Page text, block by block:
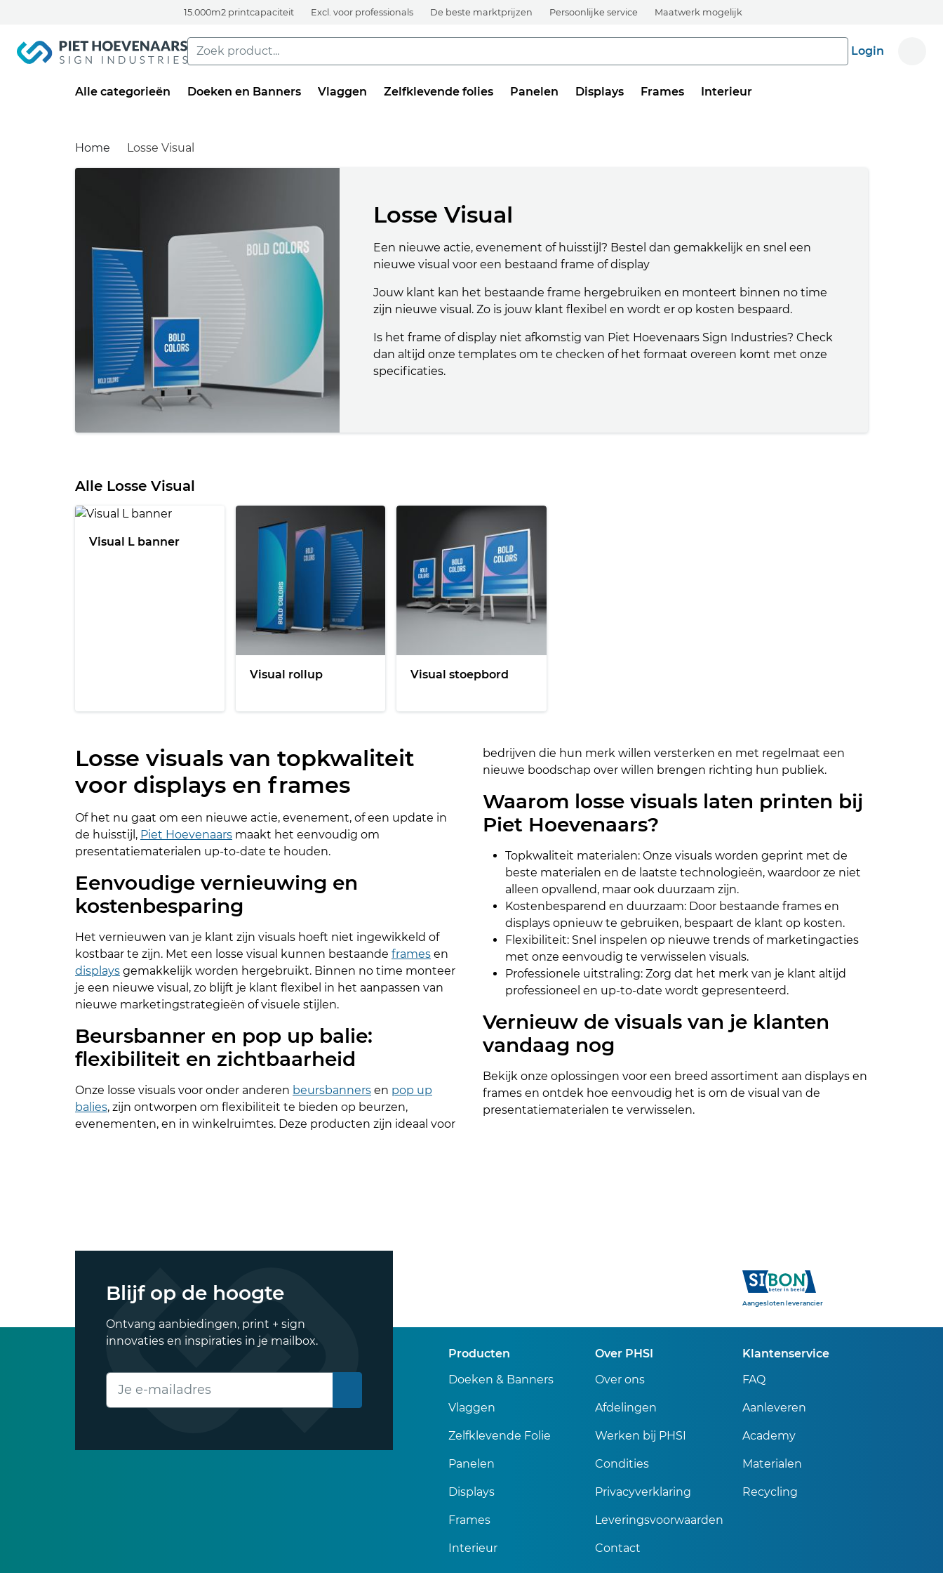
15.000m2 printcapaciteit Excl. voor professionals De beste marktprijzen Persoonlijke service Maatwerk mogelijk
Login
Alle categorieën Doeken en Banners Vlaggen Zelfklevende folies Panelen Displays Frames Interieur
Home Losse Visual
Losse Visual
Een nieuwe actie, evenement of huisstijl? Bestel dan gemakkelijk en snel een
nieuwe visual voor een bestaand frame of display
Jouw klant kan het bestaande frame hergebruiken en monteert binnen no time
zijn nieuwe visual. Zo is jouw klant flexibel en wordt er op kosten bespaard.
Is het frame of display niet afkomstig van Piet Hoevenaars Sign Industries? Check
dan altijd onze templates om te checken of het formaat overeen komt met onze
specificaties.
Alle Losse Visual
Visual L banner
Visual rollup Visual stoepbord
Losse visuals van topkwaliteit
voor displays en frames
Of het nu gaat om een nieuwe actie, evenement, of een update in
de huisstijl, Piet Hoevenaars maakt het eenvoudig om
presentatiematerialen up-to-date te houden.
Eenvoudige vernieuwing en
kostenbesparing
Het vernieuwen van je klant zijn visuals hoeft niet ingewikkeld of
kostbaar te zijn. Met een losse visual kunnen bestaande frames en
displays gemakkelijk worden hergebruikt. Binnen no time monteer
je een nieuwe visual, zo blijft je klant flexibel in het aanpassen van
nieuwe marketingstrategieën of visuele stijlen.
Beursbanner en pop up balie:
flexibiliteit en zichtbaarheid
Onze losse visuals voor onder anderen beursbanners en pop up
balies, zijn ontworpen om flexibiliteit te bieden op beurzen,
evenementen, en in winkelruimtes. Deze producten zijn ideaal voor
bedrijven die hun merk willen versterken en met regelmaat een
nieuwe boodschap over willen brengen richting hun publiek.
Waarom losse visuals laten printen bij
Piet Hoevenaars?
Topkwaliteit materialen: Onze visuals worden geprint met de
beste materialen en de laatste technologieën, waardoor ze niet
alleen opvallend, maar ook duurzaam zijn.
Kostenbesparend en duurzaam: Door bestaande frames en
displays opnieuw te gebruiken, bespaart de klant op kosten.
Flexibiliteit: Snel inspelen op nieuwe trends of marketingacties
met onze eenvoudig te verwisselen visuals.
Professionele uitstraling: Zorg dat het merk van je klant altijd
professioneel en up-to-date wordt gepresenteerd.
Vernieuw de visuals van je klanten
vandaag nog
Bekijk onze oplossingen voor een breed assortiment aan displays en
frames en ontdek hoe eenvoudig het is om de visual van de
presentatiematerialen te verwisselen.
Blijf op de hoogte
Ontvang aanbiedingen, print + sign
innovaties en inspiraties in je mailbox.
E-mailadres
Sibon
Aangesloten leverancier
Producten
Doeken & Banners
Vlaggen
Zelfklevende Folie
Panelen
Displays
Frames
Interieur
Over PHSI
Over ons
Afdelingen
Werken bij PHSI
Condities
Privacyverklaring
Leveringsvoorwaarden
Contact
Klantenservice
FAQ
Aanleveren
Academy
Materialen
Recycling